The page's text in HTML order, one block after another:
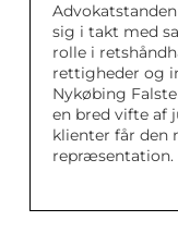
sig i takt med
rolle i
rettigheder og
Nykøbing
en bred vifte af
klienter får den
repræsentation.